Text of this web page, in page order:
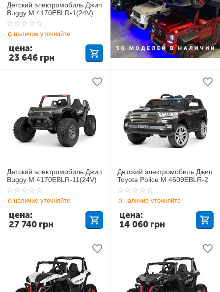
Детский электромобиль Джип
Buggy M 4170EBLR-1(24V)
наличие уточняйте
23 646 грн
цена:
Детский электромобиль Джип
Buggy M 4170EBLR-11(24V)
наличие уточняйте
27 740 грн
цена:
Детский электромобиль Джип
Toyota Police M 4609EBLR-2
наличие уточняйте
14 060 грн
цена: